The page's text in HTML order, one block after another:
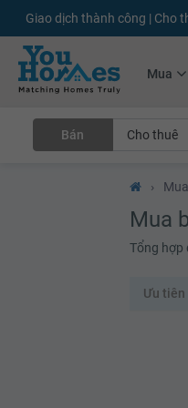
Giao dịch thành công | Cho
Mua
Bán Cho thuê
›
Mua
Tổng hợp
Ưu tiên